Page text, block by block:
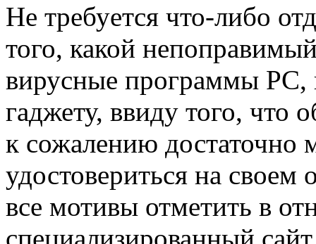
Нe трeбуeтся что-либо
того, какой
вирусные программы PC,
гаджету, ввиду того, что
к сожалению достаточно
удостовериться на своем
все мотивы отметить в
специализированный